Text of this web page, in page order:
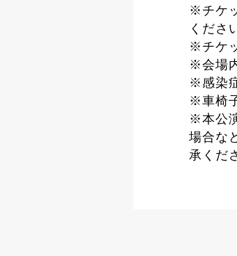
※チケ
くださ
※チケ
※会場
※感染
※車椅
※本公
場合な
承くだ